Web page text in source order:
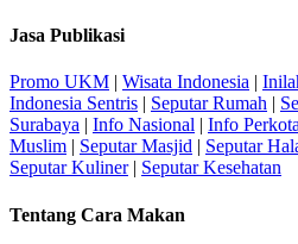
Jasa Publikasi
Promo UKM | Wisata Indonesia |
Indonesia Sentris | Seputar Rumah |
Surabaya | Info Nasional | Info
Muslim | Seputar Masjid | Seputar
Seputar Kuliner| Seputar Kesehatan
Tentang Cara Makan